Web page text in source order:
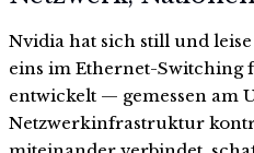
Nvidia hat sich still und
eins im Ethernet-Switching
entwickelt — gemessen am
Netzwerkinfrastruktur